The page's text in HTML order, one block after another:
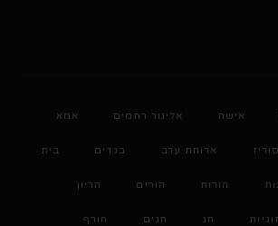
אישה אלינור רחמים אמא
ארוחת ערב בגדים בית
הורות הורים הריון
זוגיות חג חגים חורף